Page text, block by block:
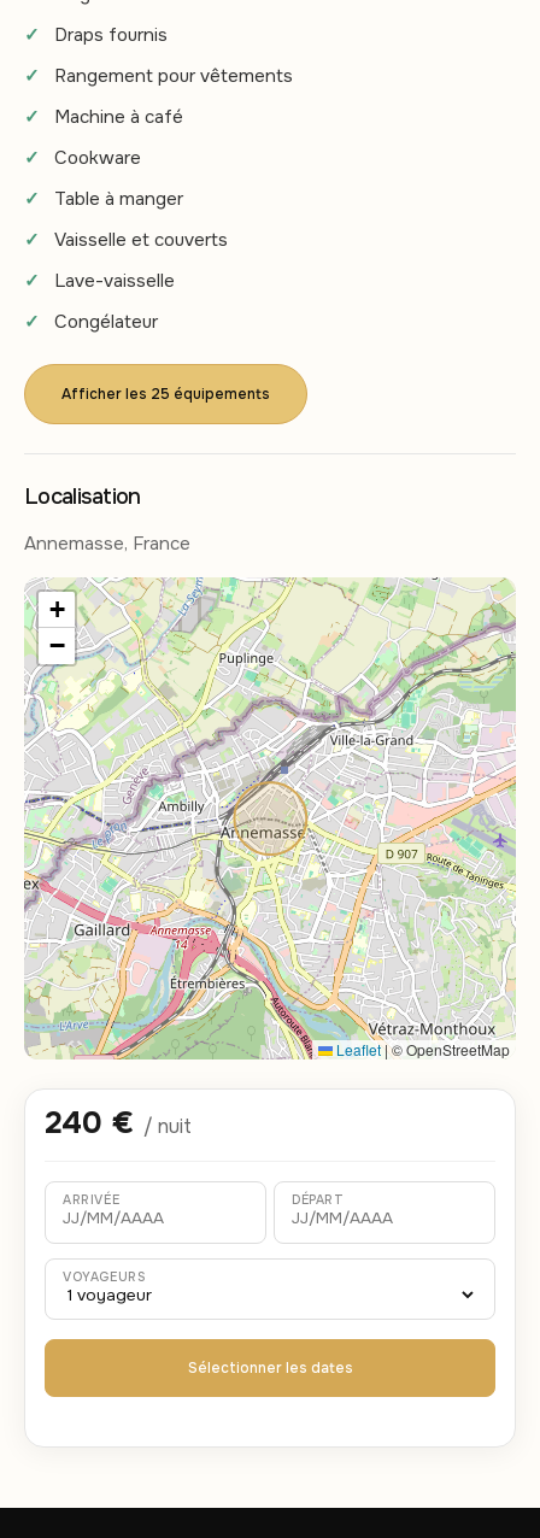
Draps fournis
Rangement pour vêtements
Machine à café
Cookware
Table à manger
Vaisselle et couverts
Lave-vaisselle
Congélateur
Afficher les 25 équipements
Localisation
Annemasse, France
+
−
Leaflet |© OpenStreetMap
240 € / nuit
ARRIVÉE DÉPART
VOYAGEURS
Sélectionner les dates